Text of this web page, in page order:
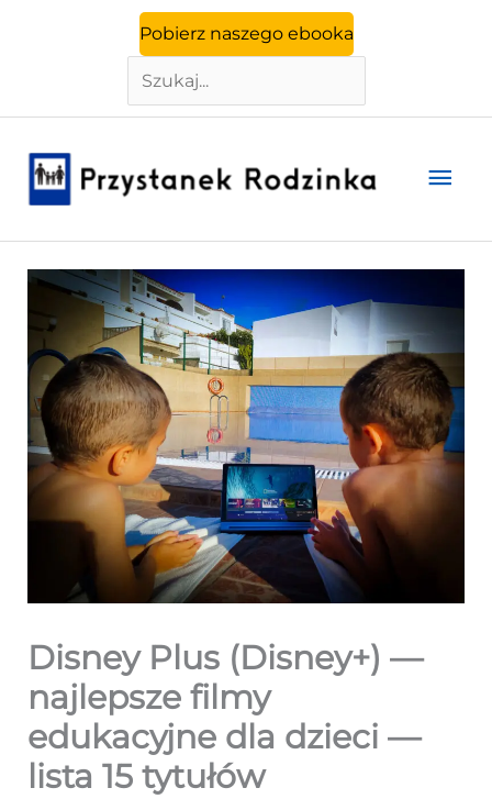
Pobierz naszego ebooka
Szukaj
Disney Plus (Disney+) —
najlepsze filmy
edukacyjne dla dzieci —
lista 15 tytułów